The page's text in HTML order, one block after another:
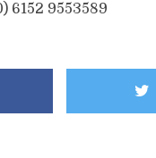
6152 9553589